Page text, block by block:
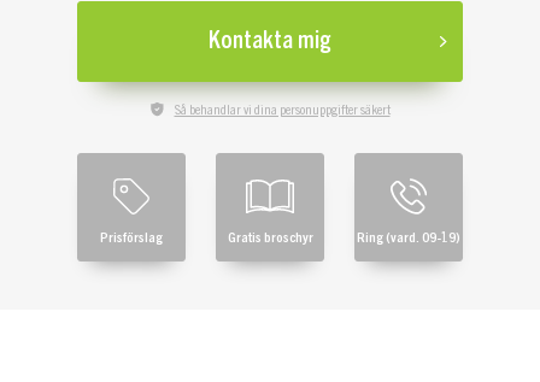
Kontakta mig
Så behandlar vi dina personuppgifter säkert
Prisförslag Gratis broschyr Ring (vard. 09-19)